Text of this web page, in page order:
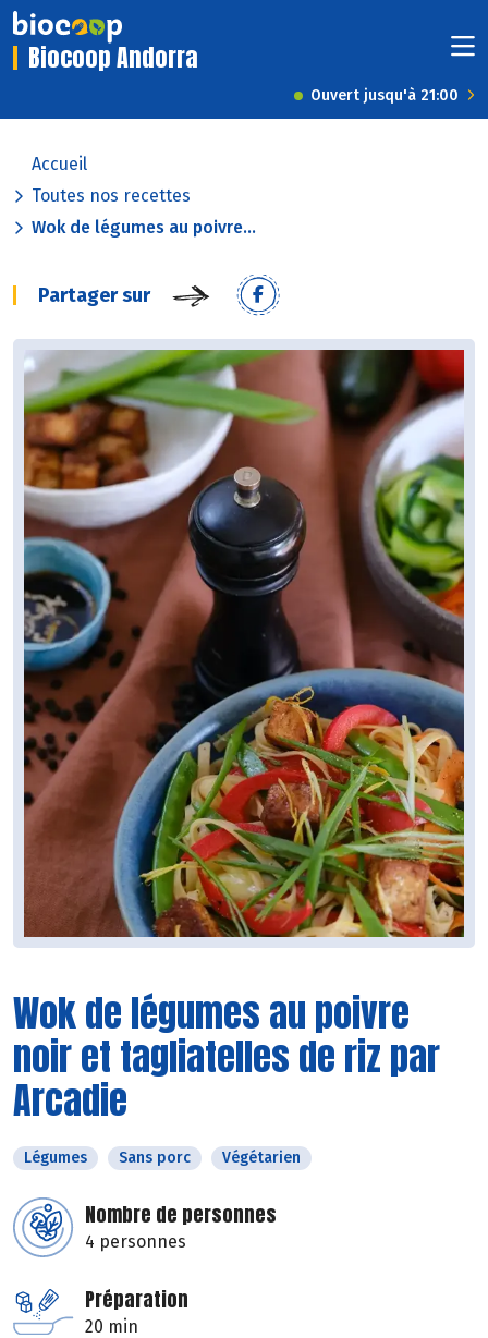
Biocoop Andorra
Ouvert jusqu'à 21:00
Accueil
Toutes nos recettes
Wok de légumes au poivre...
Partager sur
Wok de légumes au poivre
noir et tagliatelles de riz par
Arcadie
Légumes Sans porc Végétarien
Nombre de personnes
4 personnes
Préparation
20 min